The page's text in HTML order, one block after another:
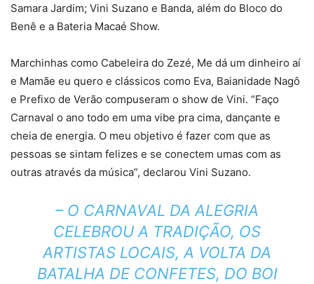
Samara Jardim; Vini Suzano e Banda, além do Bloco do
Benê e a Bateria Macaé Show.
Marchinhas como Cabeleira do Zezé, Me dá um dinheiro aí
e Mamãe eu quero e clássicos como Eva, Baianidade Nagô
e Prefixo de Verão compuseram o show de Vini. “Faço
Carnaval o ano todo em uma vibe pra cima, dançante e
cheia de energia. O meu objetivo é fazer com que as
pessoas se sintam felizes e se conectem umas com as
outras através da música”, declarou Vini Suzano.
– O CARNAVAL DA ALEGRIA
CELEBROU A TRADIÇÃO, OS
ARTISTAS LOCAIS, A VOLTA DA
BATALHA DE CONFETES, DO BOI